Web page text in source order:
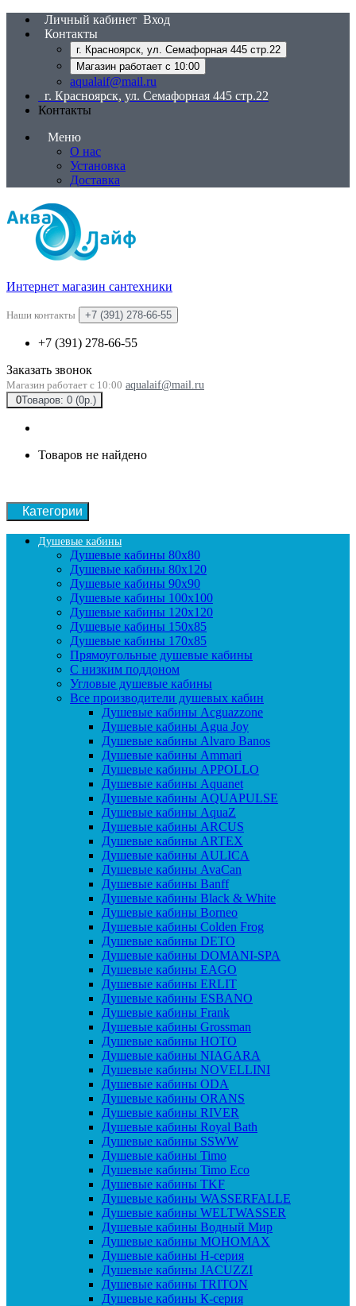
Личный кабинет Вход
Контакты
г. Красноярск, ул. Семафорная 445 стр.22
Магазин работает с 10:00
aqualaif@mail.ru
г. Красноярск, ул. Семафорная 445 стр.22
Контакты
Меню
О нас
Установка
Доставка
Интернет магазин сантехники
Наши контакты +7 (391) 278-66-55
+7 (391) 278-66-55
Заказать звонок
Магазин работает с 10:00 aqualaif@mail.ru
0Товаров: 0 (0р.)
Товаров не найдено
Категории
Душевые кабины
Душевые кабины 80x80
Душевые кабины 80x120
Душевые кабины 90х90
Душевые кабины 100x100
Душевые кабины 120x120
Душевые кабины 150x85
Душевые кабины 170x85
Прямоугольные душевые кабины
С низким поддоном
Угловые душевые кабины
Все производители душевых кабин
Душевые кабины Acguazzone
Душевые кабины Agua Joy
Душевые кабины Alvaro Banos
Душевые кабины Ammari
Душевые кабины APPOLLO
Душевые кабины Aquanet
Душевые кабины AQUAPULSE
Душевые кабины AquaZ
Душевые кабины ARCUS
Душевые кабины ARTEX
Душевые кабины AULICA
Душевые кабины AvaCan
Душевые кабины Banff
Душевые кабины Black & White
Душевые кабины Borneo
Душевые кабины Colden Frog
Душевые кабины DETO
Душевые кабины DOMANI-SPA
Душевые кабины EAGO
Душевые кабины ERLIT
Душевые кабины ESBANO
Душевые кабины Frank
Душевые кабины Grossman
Душевые кабины HOTO
Душевые кабины NIAGARA
Душевые кабины NOVELLINI
Душевые кабины ODA
Душевые кабины ORANS
Душевые кабины RIVER
Душевые кабины Royal Bath
Душевые кабины SSWW
Душевые кабины Timo
Душевые кабины Timo Eco
Душевые кабины TKF
Душевые кабины WASSERFALLE
Душевые кабины WELTWASSER
Душевые кабины Водный Мир
Душевые кабины МОНОМАХ
Душевые кабины H-серия
Душевые кабины JACUZZI
Душевые кабины TRITON
Душевые кабины К-серия